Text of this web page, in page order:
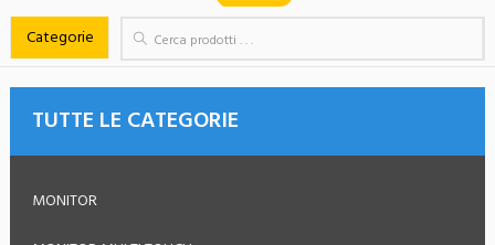
Categorie
TUTTE LE CATEGORIE
MONITOR